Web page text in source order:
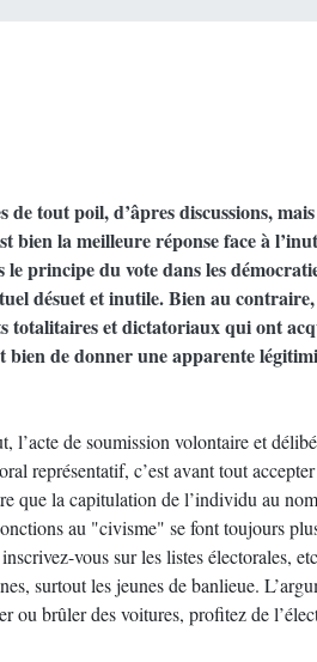
tout poil, d’âpres discussions,
bien la meilleure réponse face à
principe du vote dans les
désuet et inutile. Bien au
totalitaires et dictatoriaux qui ont
de donner une apparente
l’acte de soumission volontaire et
représentatif, c’est avant tout
que la capitulation de l’individu au
au "civisme" se font toujours
vous sur les listes électorales,
surtout les jeunes de banlieue.
ou brûler des voitures, profitez de